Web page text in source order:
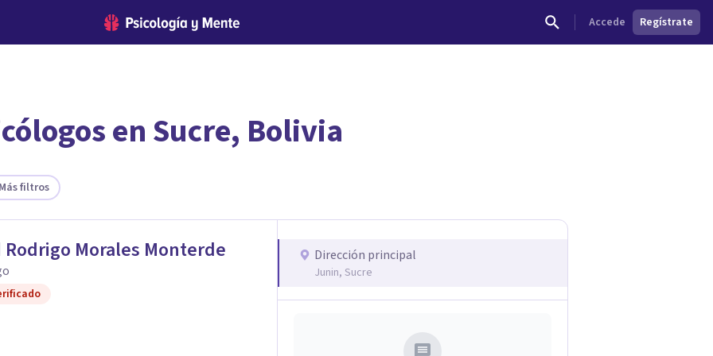
Accede Regístrate
el psicólogo adecuado?
en Sucre, Bolivia
Más filtros
Rodrigo Morales Monterde Dirección principal
Junin, Sucre